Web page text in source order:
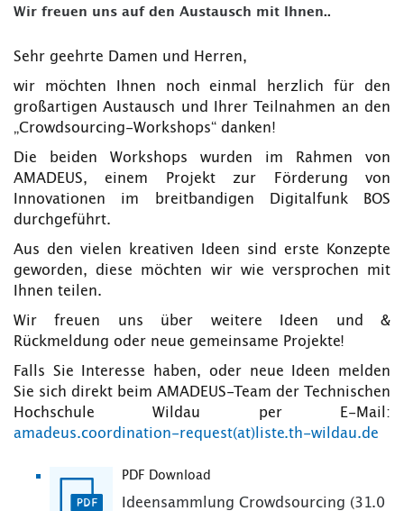
Wir freuen uns auf den Austausch mit Ihnen..
Sehr geehrte Damen und Herren,
wir möchten Ihnen noch einmal herzlich für den
großartigen Austausch und Ihrer Teilnahmen an den
„Crowdsourcing-Workshops“ danken!
Die beiden Workshops wurden im Rahmen von
AMADEUS, einem Projekt zur Förderung von
Innovationen im breitbandigen Digitalfunk BOS
durchgeführt.
Aus den vielen kreativen Ideen sind erste Konzepte
geworden, diese möchten wir wie versprochen mit
Ihnen teilen.
Wir freuen uns über weitere Ideen und &
Rückmeldung oder neue gemeinsame Projekte!
Falls Sie Interesse haben, oder neue Ideen melden
Sie sich direkt beim AMADEUS-Team der Technischen
Hochschule Wildau per E-Mail:
amadeus.coordination-request(at)liste.th-wildau.de
PDF Download
Ideensammlung Crowdsourcing (31.0